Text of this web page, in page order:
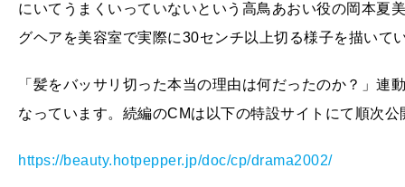
にいてうまくいっていないという高鳥あおい役の岡本夏
グヘアを美容室で実際に30センチ以上切る様子を描いて
「髪をバッサリ切った本当の理由は何だったのか？」
なっています。続編のCMは以下の特設サイトにて順次公
https://beauty.hotpepper.jp/doc/cp/drama2002/